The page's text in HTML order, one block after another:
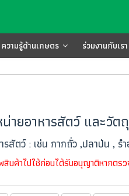
ความรู้ด้านเกษตร ร่วมงานกับเรา
ายอาหารสัตว์ และวัต
รสัตว์ : เช่น กากถั่ว ,ปลาป่น ,
สินค้าไปใช้ก่อนได้รับอนุญาติหากตร